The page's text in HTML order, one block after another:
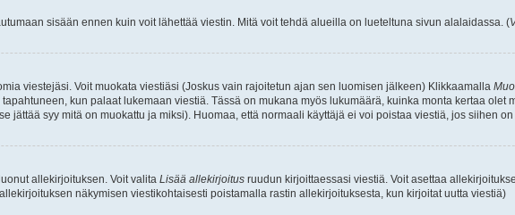
sisään ennen kuin voit lähettää viestin. Mitä voit tehdä alueilla on lueteltuna sivun alalaidassa. (
viestejäsi. Voit muokata viestiäsi (Joskus vain rajoitetun ajan sen luomisen jälkeen) Klikkaamalla
kun palaat lukemaan viestiä. Tässä on mukana myös lukumäärä, kuinka monta kertaa olet
syy mitä on muokattu ja miksi). Huomaa, että normaali käyttäjä ei voi poistaa viestiä, jos siihen on
allekirjoituksen. Voit valita Lisää allekirjoitus ruudun kirjoittaessasi viestiä. Voit asettaa
näkymisen viestikohtaisesti poistamalla rastin allekirjoituksesta, kun kirjoitat uutta viestiä)